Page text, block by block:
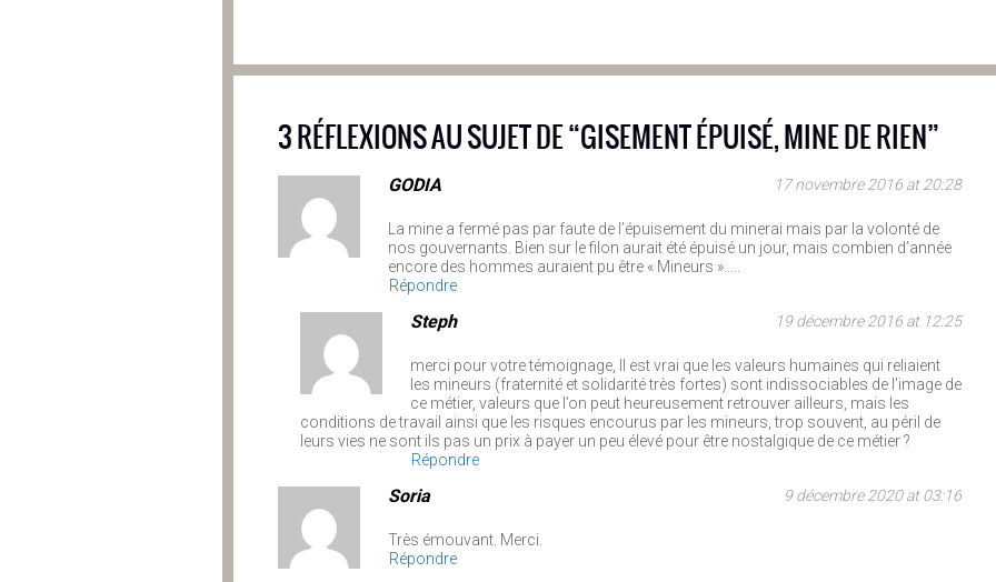
3 RÉFLEXIONS AU SUJET DE “GISEMENT ÉPUISÉ, MINE DE RIEN”
GODIA 17 novembre 2016 at 20:28
La mine a fermé pas par faute de l’épuisement du minerai mais par la volonté de
nos gouvernants. Bien sur le filon aurait été épuisé un jour, mais combien d’année
encore des hommes auraient pu être « Mineurs »…..
Répondre
Steph 19 décembre 2016 at 12:25
merci pour votre témoignage, Il est vrai que les valeurs humaines qui reliaient
les mineurs (fraternité et solidarité très fortes) sont indissociables de l’image de
ce métier, valeurs que l’on peut heureusement retrouver ailleurs, mais les
conditions de travail ainsi que les risques encourus par les mineurs, trop souvent, au péril de
leurs vies ne sont ils pas un prix à payer un peu élevé pour être nostalgique de ce métier ?
Répondre
Soria 9 décembre 2020 at 03:16
Très émouvant. Merci.
Répondre